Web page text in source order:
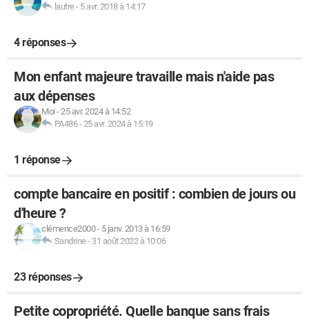
lautre- 5 avr. 2018 à 14:17
4 réponses
Mon enfant majeure travaille mais n'aide pas
aux dépenses
Moi -25 avr. 2024 à 14:52
PA486-25 avr. 2024 à 15:19
1 réponse
compte bancaire en positif : combien de jours ou
d'heure ?
clémence2000- 5 janv. 2013 à 16:59
Sandrine- 31 août 2022 à 10:06
23 réponses
Petite copropriété. Quelle banque sans frais